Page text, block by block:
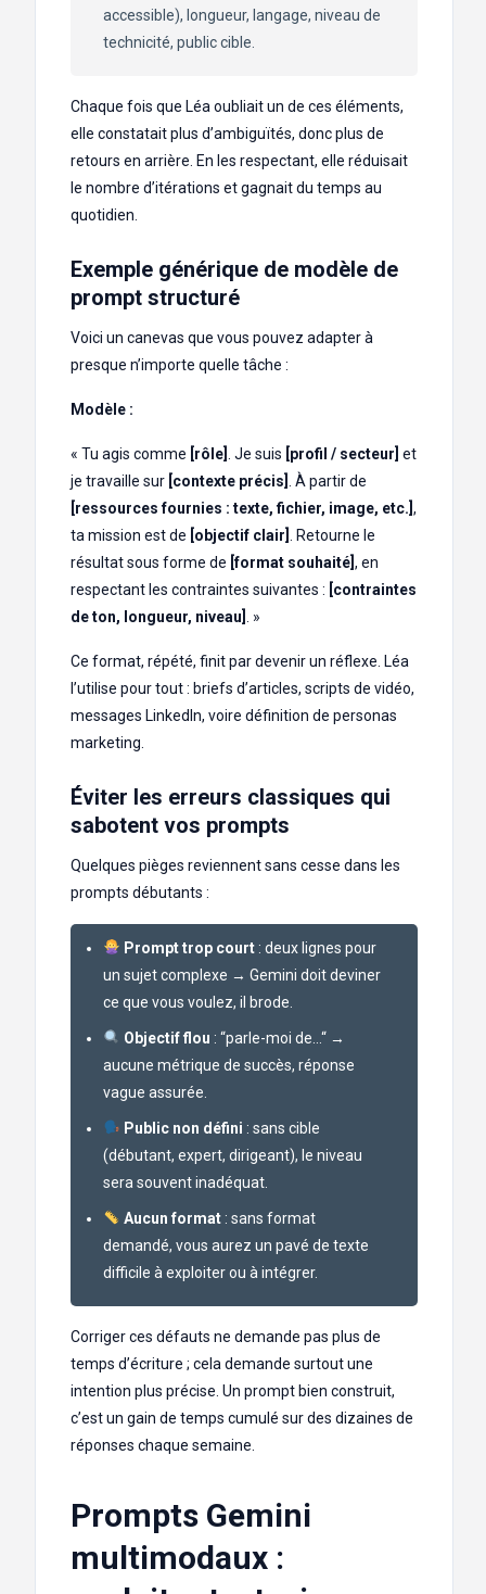
accessible), longueur, langage, niveau de
technicité, public cible.
Chaque fois que Léa oubliait un de ces éléments,
elle constatait plus d’ambiguïtés, donc plus de
retours en arrière. En les respectant, elle réduisait
le nombre d’itérations et gagnait du temps au
quotidien.
Exemple générique de modèle de
prompt structuré
Voici un canevas que vous pouvez adapter à
presque n’importe quelle tâche :
Modèle :
« Tu agis comme [rôle] . Je suis [profil / secteur] et
je travaille sur [contexte précis]
. À partir de
[ressources fournies : texte, fichier, image, etc.] ,
ta mission est de [objectif clair]
. Retourne le
résultat sous forme de [format souhaité] , en
respectant les contraintes suivantes : [contraintes
de ton, longueur, niveau]
. »
Ce format, répété, finit par devenir un réflexe. Léa
l’utilise pour tout : briefs d’articles, scripts de vidéo,
messages LinkedIn, voire définition de personas
marketing.
Éviter les erreurs classiques qui
sabotent vos prompts
Quelques pièges reviennent sans cesse dans les
prompts débutants :
Prompt trop court: deux lignes pour
un sujet complexe → Gemini doit deviner
ce que vous voulez, il brode.
Objectif flou : “parle-moi de…“ →
aucune métrique de succès, réponse
vague assurée.
Public non défini : sans cible
(débutant, expert, dirigeant), le niveau
sera souvent inadéquat.
Aucun format: sans format
demandé, vous aurez un pavé de texte
difficile à exploiter ou à intégrer.
Corriger ces défauts ne demande pas plus de
temps d’écriture ; cela demande surtout une
intention plus précise. Un prompt bien construit,
c’est un gain de temps cumulé sur des dizaines de
réponses chaque semaine.
Prompts Gemini
multimodaux :